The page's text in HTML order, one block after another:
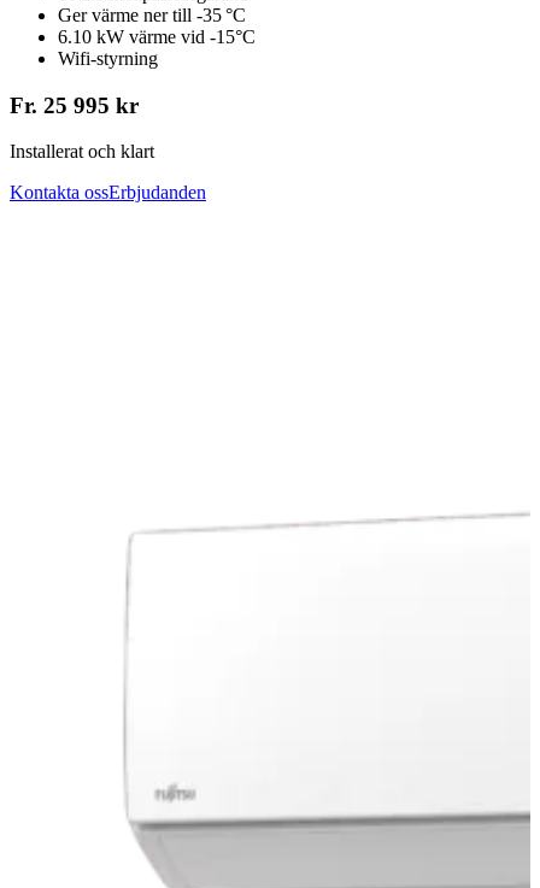
Ger värme ner till -35 °C
6.10 kW värme vid -15°C
Wifi-styrning
Fr. 25 995 kr
Installerat och klart
Kontakta ossErbjudanden